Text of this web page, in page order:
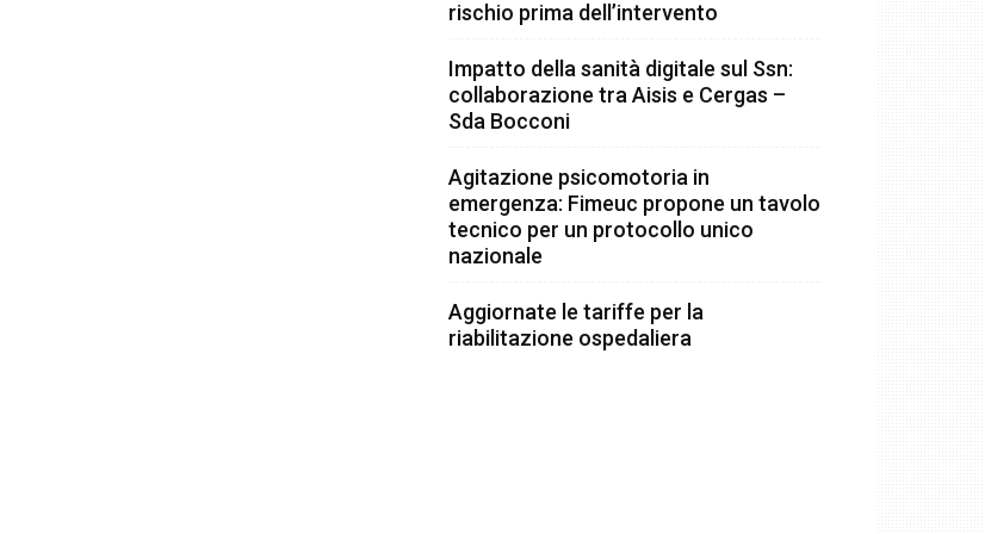
rischio prima dell’intervento
Impatto della sanità digitale sul Ssn:
collaborazione tra Aisis e Cergas –
Sda Bocconi
Agitazione psicomotoria in
emergenza: Fimeuc propone un tavolo
tecnico per un protocollo unico
nazionale
Aggiornate le tariffe per la
riabilitazione ospedaliera